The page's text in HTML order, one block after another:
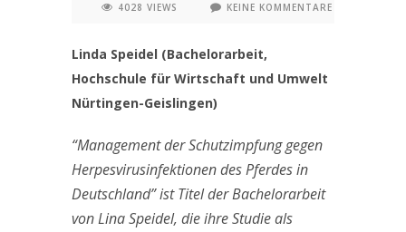
4028 VIEWS KEINE KOMMENTARE
Linda Speidel (Bachelorarbeit,
Hochschule für Wirtschaft und Umwelt
Nürtingen-Geislingen)
“Management der Schutzimpfung gegen
Herpesvirusinfektionen des Pferdes in
Deutschland” ist Titel der Bachelorarbeit
von Lina Speidel, die ihre Studie als